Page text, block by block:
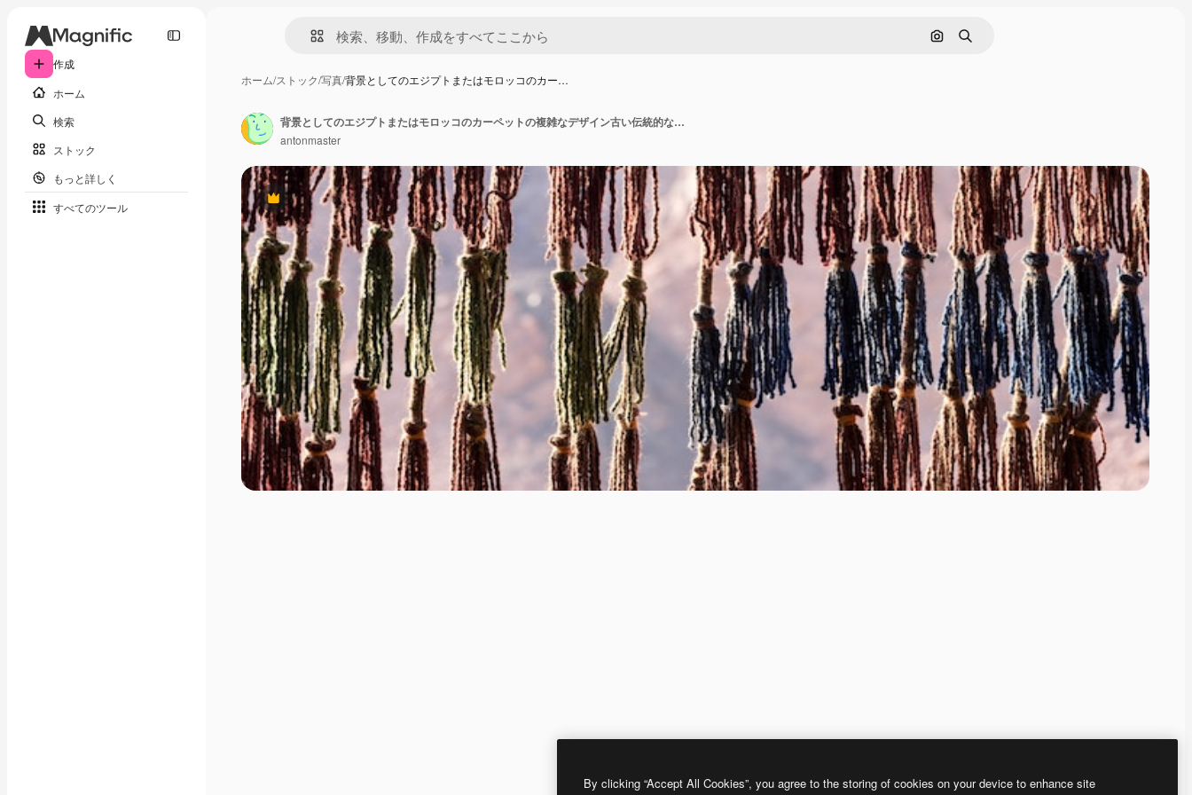
作成
ホーム
検索
ストック
もっと詳しく
すべてのツール
画像で検索
検索
ホーム/ストック/写真/背景としてのエジプトまたはモロッコのカー…
Premium
背景としてのエジプトまたはモロッコのカーペットの複雑なデザイン古い伝統的なモロッコのカーペット
antonmaster
By clicking “Accept All Cookies”, you agree to the storing of cookies on your device to enhance site